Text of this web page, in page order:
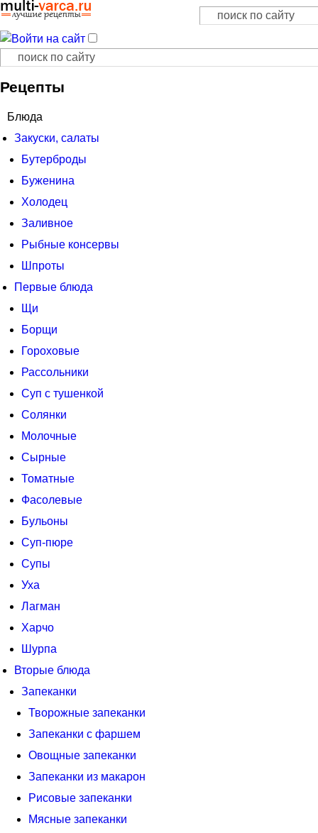
Форма поиска
Поиск
Форма поиска
Поиск
Рецепты
Блюда
Закуски, салаты
Бутерброды
Буженина
Холодец
Заливное
Рыбные консервы
Шпроты
Первые блюда
Щи
Борщи
Гороховые
Рассольники
Суп с тушенкой
Солянки
Молочные
Сырные
Томатные
Фасолевые
Бульоны
Суп-пюре
Супы
Уха
Лагман
Харчо
Шурпа
Вторые блюда
Запеканки
Творожные запеканки
Запеканки с фаршем
Овощные запеканки
Запеканки из макарон
Рисовые запеканки
Мясные запеканки